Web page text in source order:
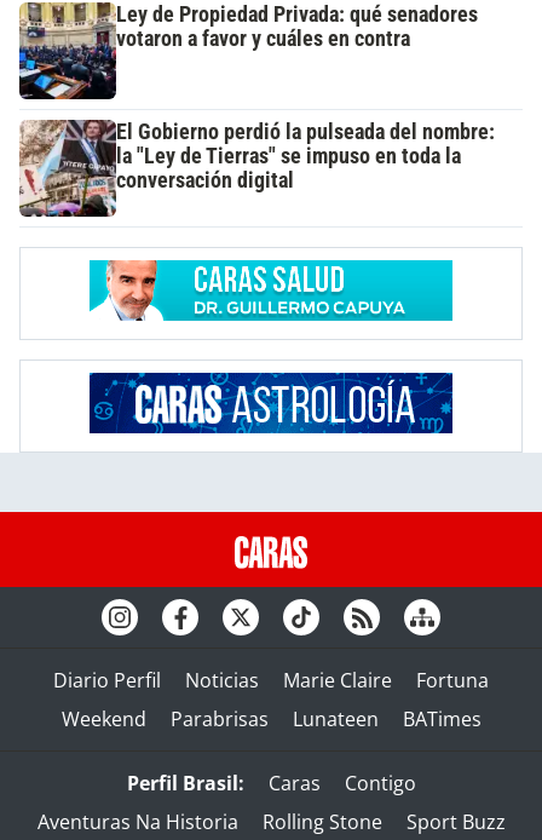
Ley de Propiedad Privada: qué senadores
votaron a favor y cuáles en contra
El Gobierno perdió la pulseada del nombre:
la "Ley de Tierras" se impuso en toda la
conversación digital
Diario Perfil Noticias Marie Claire
Fortuna
Weekend
Parabrisas Lunateen BATimes
Perfil Brasil: Caras
Contigo
Aventuras Na Historia
Rolling Stone Sport Buzz